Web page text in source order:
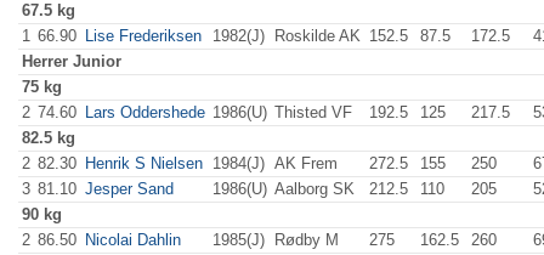
67.5 kg
1 66.90 Lise Frederiksen 1982(J) Roskilde AK 152.5 87.5 172.5
Herrer Junior
75 kg
2 74.60 Lars Oddershede 1986(U) Thisted VF 192.5 125 217.5
82.5 kg
2 82.30 Henrik S Nielsen 1984(J) AK Frem 272.5 155 250
3 81.10 Jesper Sand 1986(U) Aalborg SK 212.5 110 205
90 kg
2 86.50 Nicolai Dahlin 1985(J) Rødby M 275 162.5 260